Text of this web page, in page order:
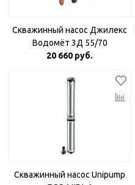
Скважинный насос Джилекс
Водомёт 3Д 55/70
20 660 руб.
Скважинный насос Unipump